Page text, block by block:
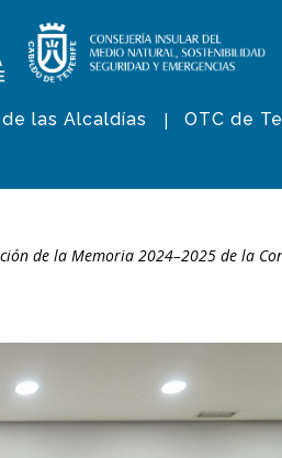
las Alcaldías OTC de
de la Memoria 2024–2025 de la